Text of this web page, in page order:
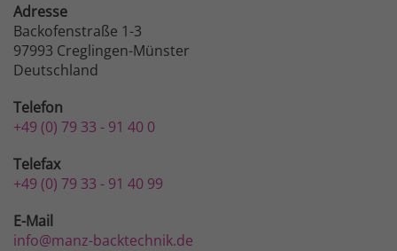
Adresse
Backofenstraße 1-3
97993 Creglingen-Münster
Deutschland
Telefon
+49 (0) 79 33 - 91 40 0
Telefax
+49 (0) 79 33 - 91 40 99
E-Mail
info@manz-backtechnik.de